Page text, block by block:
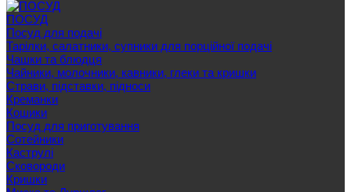
ПОСУД
Посуд для подачі
Тарілки, салатники, супники для порційної подачі
Чашки та блюдця
Чайники, молочники, кавники, глеки та кришки
Страви, підставки, підноси
Креманки
Кошики
Посуд для приготування
Сотейники
Каструлі
Сковороди
Кришки